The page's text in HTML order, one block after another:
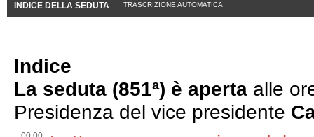
INDICE DELLA SEDUTA TRASCRIZIONE AUTOMATICA
Indice
La seduta (851ª) è aperta alle
Presidenza del vice presidente